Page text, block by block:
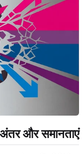
और समानताएं